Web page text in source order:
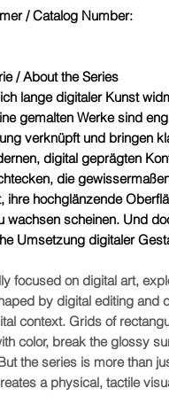
/ Catalog Number:
/ About the Series
lange digitaler Kunst
gemalten Werke sind
verknüpft und bringen
digital geprägten
die
ihre hochglänzende
wachsen scheinen. Und
Umsetzung digitaler
focused on digital art,
by digital editing and
context. Grids of
color, break the glossy
the series is more than
a physical, tactile